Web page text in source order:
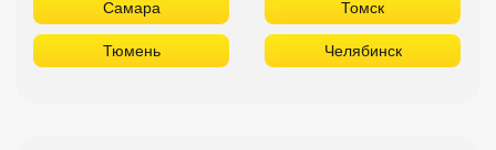
Самара Томск
Тюмень Челябинск